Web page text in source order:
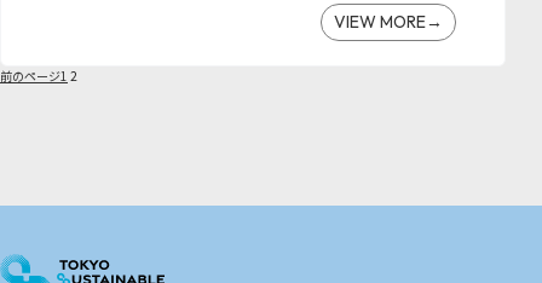
VIEW MORE
前のページ1 2